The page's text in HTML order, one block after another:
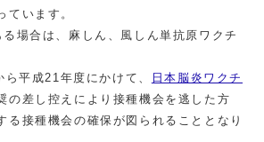
ています。
る場合は、麻しん、風しん単抗原ワクチ
ら平成21年度にかけて、
日本脳炎ワクチ
の差し控えにより接種機会を逃した方
る接種機会の確保が図られることとなり